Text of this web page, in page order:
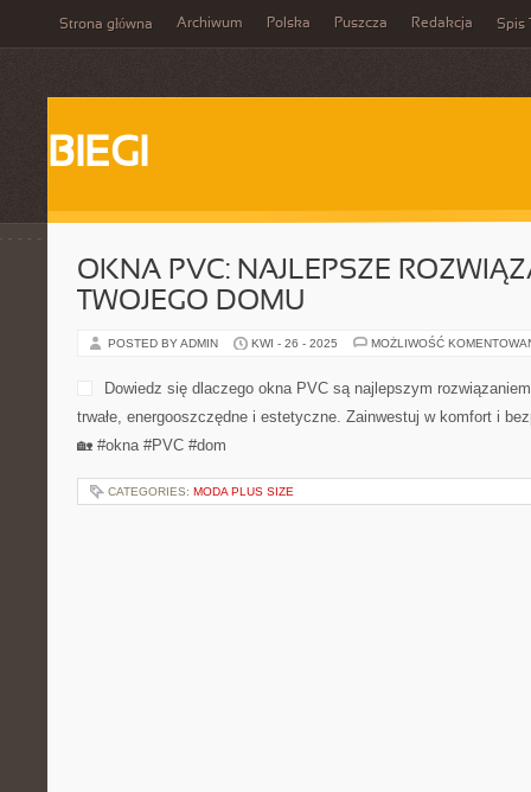
Strona główna Archiwum Polska Puszcza Redakcja Spis
BIEGI
OKNA PVC: NAJLEPSZE
TWOJEGO DOMU
POSTED BY ADMIN KWI - 26 - 2025 MOŻLIWOŚĆ
Dowiedz się dlaczego okna PVC są najlepszym
trwałe, energooszczędne i estetyczne. Zainwestuj w komfort i
🏡 #okna #PVC #dom
CATEGORIES: MODA PLUS SIZE